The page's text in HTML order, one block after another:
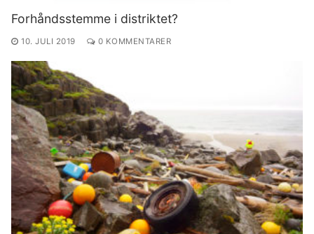
Forhåndsstemme i distriktet?
10. JULI 2019 0 KOMMENTARER